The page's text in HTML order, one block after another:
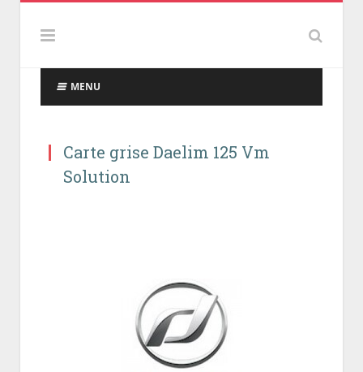
MENU
Carte grise Daelim 125 Vm
Solution